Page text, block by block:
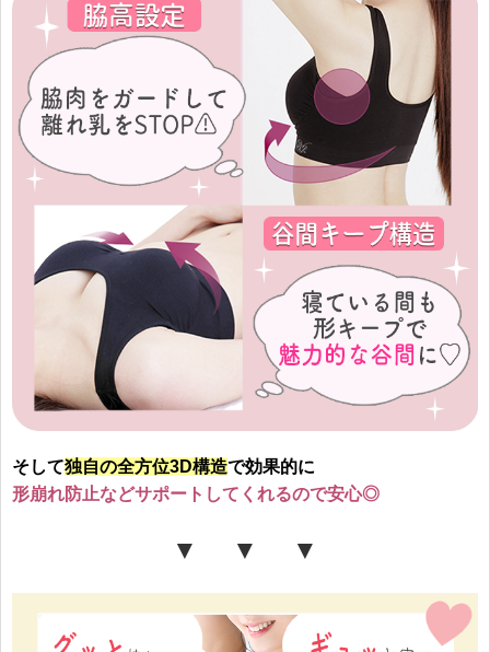
そして独自の全方位3D構造で効果的に
形崩れ防止などサポートしてくれるので安心◎
▼ ▼ ▼